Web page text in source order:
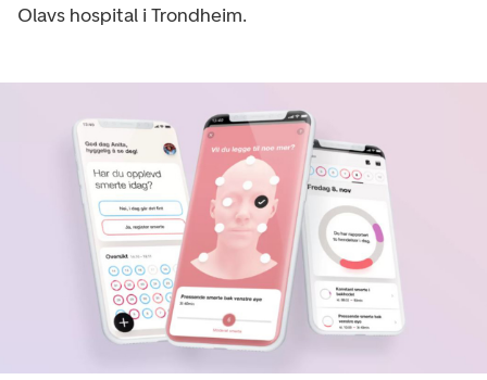
Olavs hospital i Trondheim.